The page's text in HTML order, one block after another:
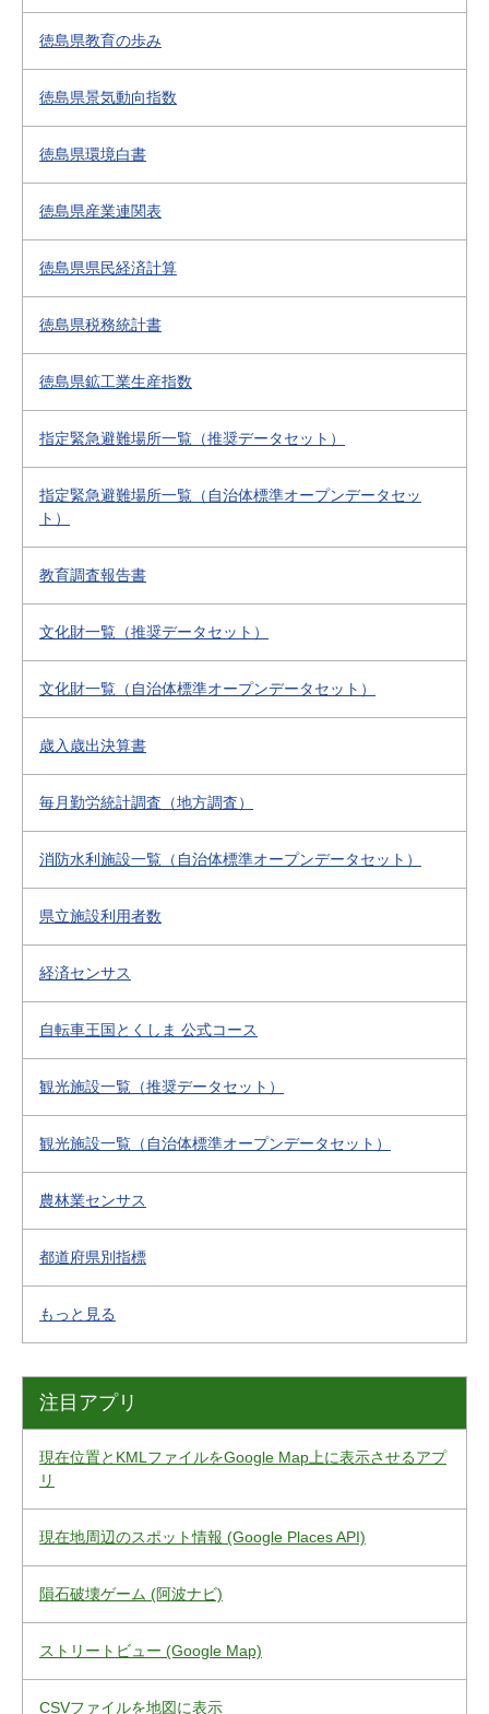
徳島県教育の歩み
徳島県景気動向指数
徳島県環境白書
徳島県産業連関表
徳島県県民経済計算
徳島県税務統計書
徳島県鉱工業生産指数
指定緊急避難場所一覧（推奨データセット）
指定緊急避難場所一覧（自治体標準オープンデータセッ
ト）
教育調査報告書
文化財一覧（推奨データセット）
文化財一覧（自治体標準オープンデータセット）
歳入歳出決算書
毎月勤労統計調査（地方調査）
消防水利施設一覧（自治体標準オープンデータセット）
県立施設利用者数
経済センサス
自転車王国とくしま 公式コース
観光施設一覧（推奨データセット）
観光施設一覧（自治体標準オープンデータセット）
農林業センサス
都道府県別指標
もっと見る
注目アプリ
現在位置とKMLファイルをGoogle Map上に表示させるアプ
リ
現在地周辺のスポット情報 (Google Places API)
隕石破壊ゲーム (阿波ナビ)
ストリートビュー (Google Map)
CSVファイルを地図に表示